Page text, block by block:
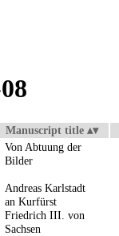
Manuscript title
Von Abtuung der
Bilder
Andreas Karlstadt
an Kurfürst
Friedrich III. von
Sachsen